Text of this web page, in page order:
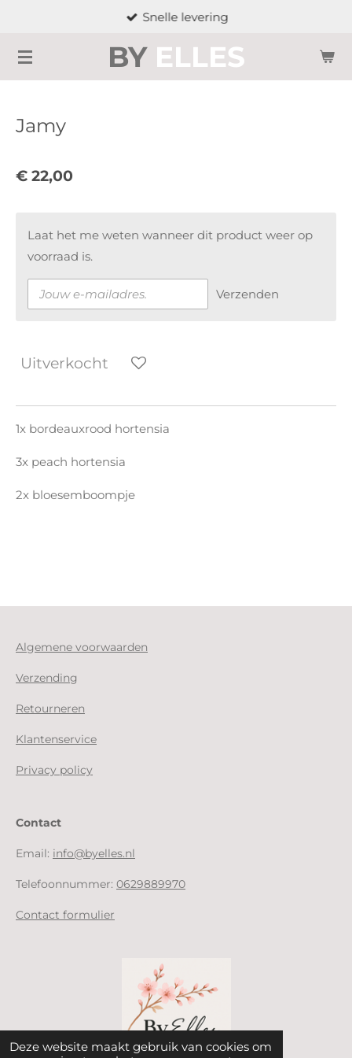
Deze website maakt gebruik van cookies om
naar
de
BY ELLES
Snelle levering
Jamy
€ 22,00
Laat het me weten wanneer dit product weer op
voorraad is.
Verzenden
Uitverkocht
1x bordeauxrood hortensia
3x peach hortensia
2x bloesemboompje
Algemene voorwaarden
Verzending
Retourneren
Klantenservice
Privacy policy
Contact
Email: info@byelles.nl
Telefoonnummer: 0629889970
Contact formulier